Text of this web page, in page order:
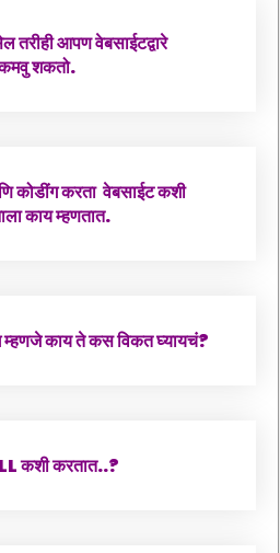
तरीही आपण वेबसाईटद्वारे
कमवु शकतो.
कोडींग करता वेबसाईट कशी
काय म्हणतात.
म्हणजे काय ते कस विकत घ्यायचं?
कशी करतात..?